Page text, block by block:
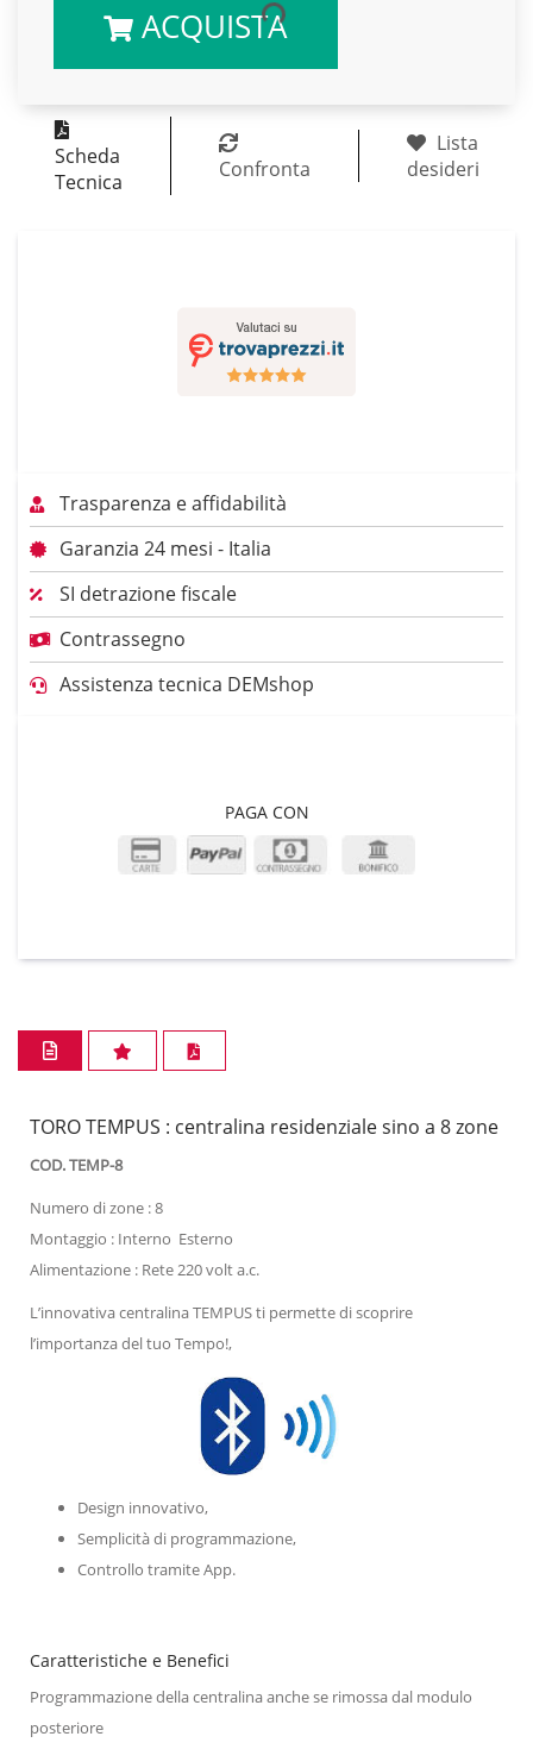
ACQUISTA
Scheda
Tecnica
Confronta
Lista
desideri
Trasparenza e affidabilità
Garanzia 24 mesi - Italia
SI detrazione fiscale
Contrassegno
Assistenza tecnica DEMshop
PAGA CON
TORO TEMPUS : centralina residenziale sino a 8 zone
COD. TEMP-8
Numero di zone : 8
Montaggio : Interno Esterno
Alimentazione : Rete 220 volt a.c.
L’innovativa centralina TEMPUS ti permette di scoprire
l’importanza del tuo Tempo!,
Design innovativo,
Semplicità di programmazione,
Controllo tramite App.
Caratteristiche e Benefici
Programmazione della centralina anche se rimossa dal modulo
posteriore